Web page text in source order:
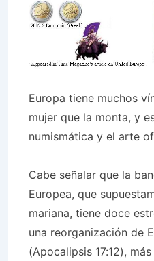
Europa tiene muchos
mujer que la monta, y
numismática y el arte
Cabe señalar que la
Europea, que
mariana, tiene doce
una reorganización de
(Apocalipsis 17:12),